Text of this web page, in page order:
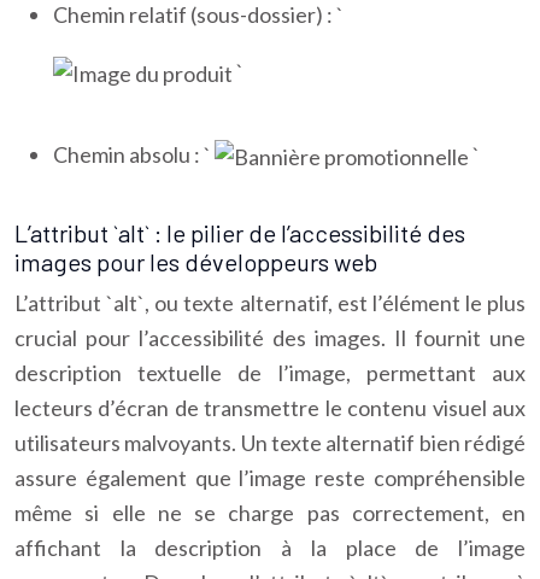
Chemin relatif (sous-dossier) : `
`
Chemin absolu : ` `
L’attribut `alt` : le pilier de l’accessibilité des
images pour les développeurs web
L’attribut `alt`, ou texte alternatif, est l’élément le plus
crucial pour l’accessibilité des images. Il fournit une
description textuelle de l’image, permettant aux
lecteurs d’écran de transmettre le contenu visuel aux
utilisateurs malvoyants. Un texte alternatif bien rédigé
assure également que l’image reste compréhensible
même si elle ne se charge pas correctement, en
affichant la description à la place de l’image